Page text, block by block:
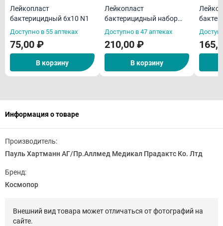
Лейкопласт
бактерицидный 6х10 N1
Доступно в 55 аптеках
75,00 ₽
В корзину
Лейкопласт
бактерицидный набор
N20 Верофарм
Доступно в 47 аптеках
210,00 ₽
В корзину
Информация о товаре
Производитель:
Пауль Хартманн АГ/Пр.Аллмед Медикал Прадактс Ко. Лтд
Бренд:
Космопор
Внешний вид товара может отличаться от фотографий на
сайте.